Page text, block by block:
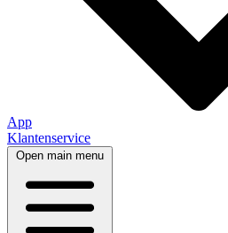
App
Klantenservice
Open main menu